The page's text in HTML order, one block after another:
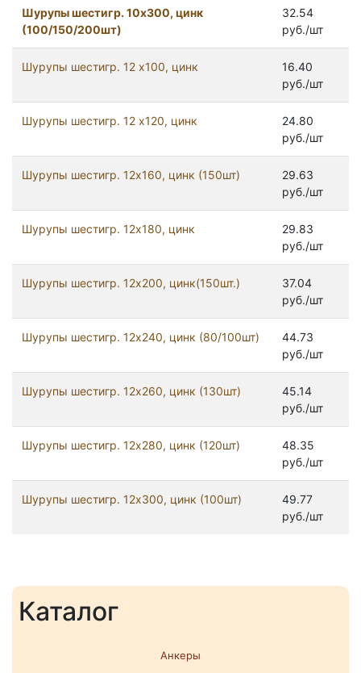
Каталог
Анкеры
Шурупы шестигр. 10х300, цинк
(100/150/200шт)
32.54
руб./шт
Шурупы шестигр. 12 х100, цинк
16.40
руб./шт
Шурупы шестигр. 12 х120, цинк
24.80
руб./шт
Шурупы шестигр. 12x160, цинк (150шт)
29.63
руб./шт
Шурупы шестигр. 12x180, цинк
29.83
руб./шт
Шурупы шестигр. 12x200, цинк(150шт.)
37.04
руб./шт
Шурупы шестигр. 12x240, цинк (80/100шт)
44.73
руб./шт
Шурупы шестигр. 12x260, цинк (130шт)
45.14
руб./шт
Шурупы шестигр. 12x280, цинк (120шт)
48.35
руб./шт
Шурупы шестигр. 12x300, цинк (100шт)
49.77
руб./шт